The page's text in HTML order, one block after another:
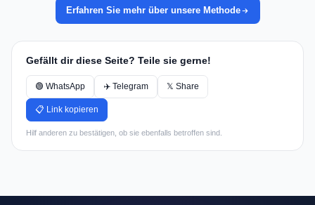
Erfahren Sie mehr über unsere Methode
Gefällt dir diese Seite? Teile sie gerne!
🟢 WhatsApp ✈️ Telegram 𝕏 Share
📋 Link kopieren
Hilf anderen zu bestätigen, ob sie ebenfalls betroffen sind.